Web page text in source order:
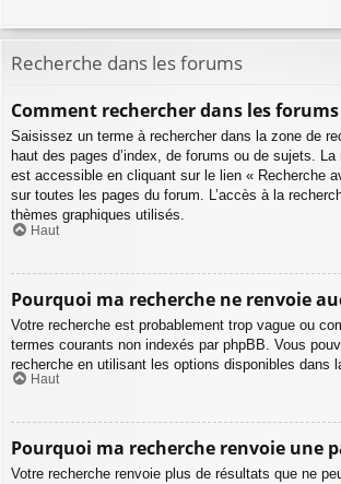
Recherche dans les forums
Comment rechercher dans les forums
Saisissez un terme à rechercher dans la zone de
haut des pages d’index, de forums ou de sujets.
est accessible en cliquant sur le lien « Recherche
sur toutes les pages du forum. L’accès à la
thèmes graphiques utilisés.
Haut
Pourquoi ma recherche ne renvoie
Votre recherche est probablement trop vague ou
termes courants non indexés par phpBB. Vous
recherche en utilisant les options disponibles dans
Haut
Pourquoi ma recherche renvoie une
Votre recherche renvoie plus de résultats que ne